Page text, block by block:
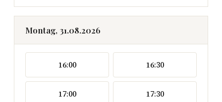
Montag, 31.08.2026
16:00 16:30
17:00 17:30